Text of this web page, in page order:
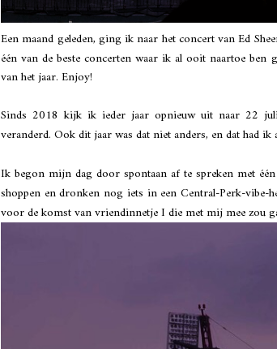
Een maand geleden, ging ik naar het concert van Ed
één van de beste concerten waar ik al ooit naartoe ben
van het jaar. Enjoy!
Sinds 2018 kijk ik ieder jaar opnieuw uit naar 22
veranderd. Ook dit jaar was dat niet anders, en dat had ik
Ik begon mijn dag door spontaan af te spreken met
shoppen en dronken nog iets in een Central-Perk-
voor de komst van vriendinnetje I die met mij mee zou